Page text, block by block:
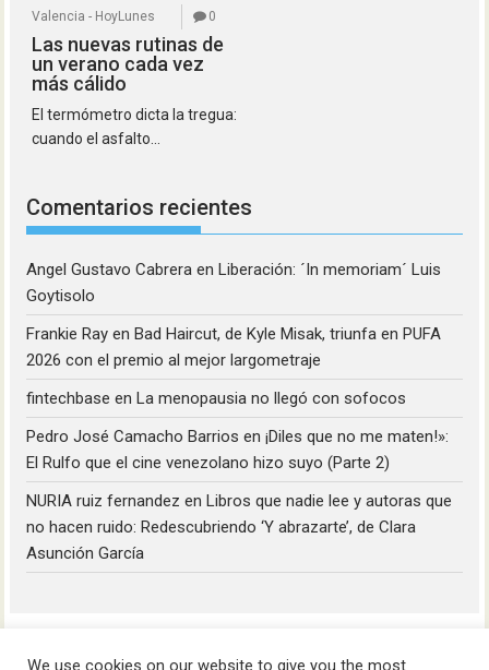
Valencia - HoyLunes
0
Las nuevas rutinas de
un verano cada vez
más cálido
El termómetro dicta la tregua:
cuando el asfalto...
Comentarios recientes
Angel Gustavo Cabrera enLiberación: ´In memoriam´ Luis
Goytisolo
Frankie Ray enBad Haircut, de Kyle Misak, triunfa en PUFA
2026 con el premio al mejor largometraje
fintechbase enLa menopausia no llegó con sofocos
Pedro José Camacho Barrios en¡Diles que no me maten!»:
El Rulfo que el cine venezolano hizo suyo (Parte 2)
NURIA ruiz fernandez enLibros que nadie lee y autoras que
no hacen ruido: Redescubriendo ‘Y abrazarte’, de Clara
Asunción García
We use cookies on our website to give you the most